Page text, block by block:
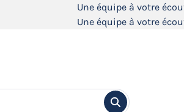
Une équipe à votre
Une équipe à votre